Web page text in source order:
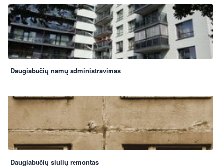
Daugiabučių namų administravimas
Daugiabučių siūlių remontas